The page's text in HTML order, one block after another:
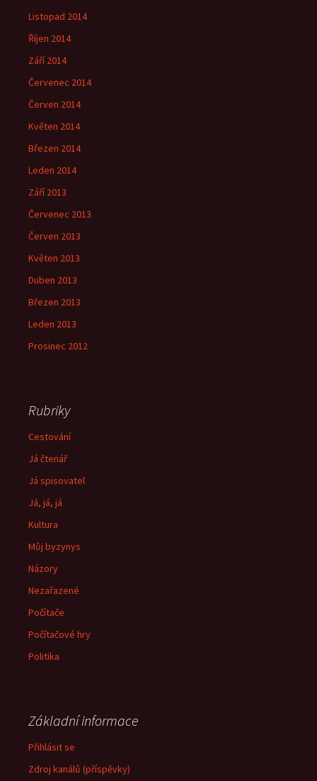
Listopad 2014
Říjen 2014
Září 2014
Červenec 2014
Červen 2014
Květen 2014
Březen 2014
Leden 2014
Září 2013
Červenec 2013
Červen 2013
Květen 2013
Duben 2013
Březen 2013
Leden 2013
Prosinec 2012
Rubriky
Cestování
Já čtenář
Já spisovatel
Já, já, já
Kultura
Můj byzynys
Názory
Nezařazené
Počítače
Počítačové hry
Politika
Základní informace
Přihlásit se
Zdroj kanálů (příspěvky)